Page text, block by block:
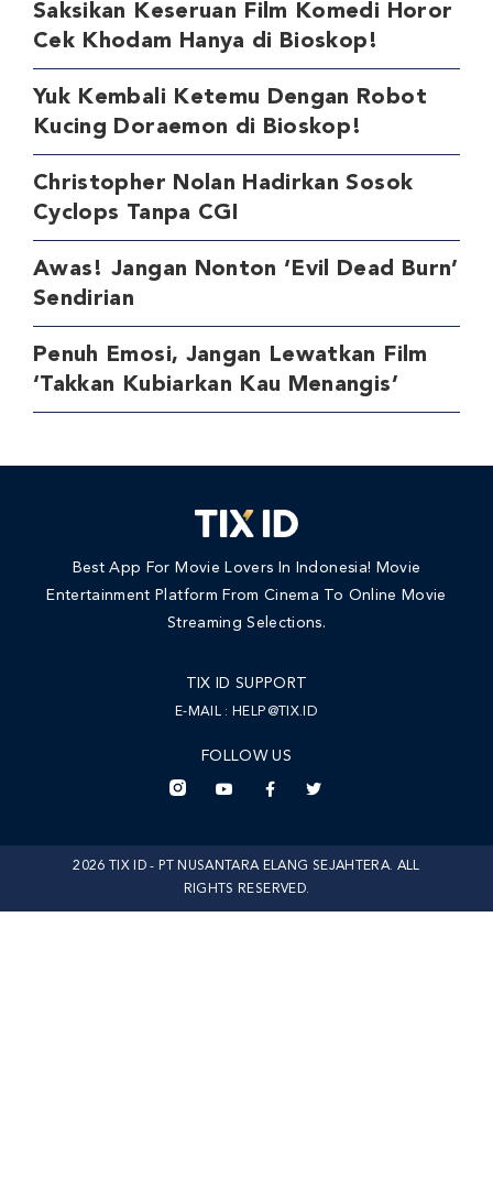
Saksikan Keseruan Film Komedi Horor
Cek Khodam Hanya di Bioskop!
Yuk Kembali Ketemu Dengan Robot
Kucing Doraemon di Bioskop!
Christopher Nolan Hadirkan Sosok
Cyclops Tanpa CGI
Awas! Jangan Nonton ‘Evil Dead Burn’
Sendirian
Penuh Emosi, Jangan Lewatkan Film
‘Takkan Kubiarkan Kau Menangis’
Best App For Movie Lovers In Indonesia! Movie
Entertainment Platform From Cinema To Online Movie
Streaming Selections.
TIX ID SUPPORT
E-MAIL : HELP@TIX.ID
FOLLOW US
2026 TIX ID - PT NUSANTARA ELANG SEJAHTERA. ALL
RIGHTS RESERVED.